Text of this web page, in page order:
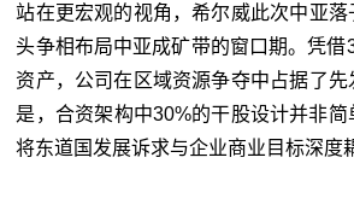
站在更宏观的视角，希尔威此次中亚落
头争相布局中亚成矿带的窗口期。凭借
资产，公司在区域资源争夺中占据了
是，合资架构中30%的干股设计并非
将东道国发展诉求与企业商业目标深度